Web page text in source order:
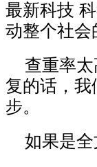
最新科技
动整个社会
查重率
复的话，我
步。
如果是